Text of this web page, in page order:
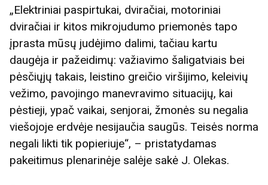
„Elektriniai paspirtukai, dviračiai, motoriniai
dviračiai ir kitos mikrojudumo priemonės tapo
įprasta mūsų judėjimo dalimi, tačiau kartu
daugėja ir pažeidimų: važiavimo šaligatviais bei
pėsčiųjų takais, leistino greičio viršijimo, keleivių
vežimo, pavojingo manevravimo situacijų, kai
pėstieji, ypač vaikai, senjorai, žmonės su negalia
viešojoje erdvėje nesijaučia saugūs. Teisės norma
negali likti tik popieriuje“, – pristatydamas
pakeitimus plenarinėje salėje sakė J. Olekas.